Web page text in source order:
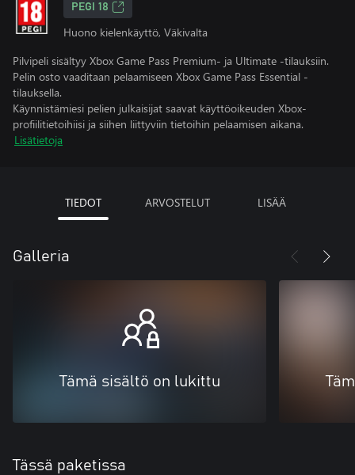
PEGI 18
Huono kielenkäyttö, Väkivalta
Pilvipeli sisältyy Xbox Game Pass Premium- ja Ultimate -tilauksiin.
Pelin osto vaaditaan pelaamiseen Xbox Game Pass Essential -
tilauksella.
Käynnistämiesi pelien julkaisijat saavat käyttöoikeuden Xbox-
profiilitietoihiisi ja siihen liittyviin tietoihin pelaamisen aikana.
Lisätietoja
TIEDOT ARVOSTELUT LISÄÄ
Galleria
Tämä sisältö on lukittu
Tässä paketissa